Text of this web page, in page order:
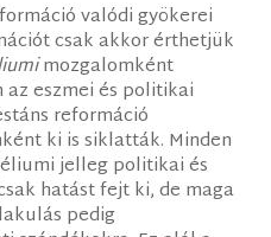
valódi gyökerei
csak akkor érthetjük
mozgalomként
eszmei és politikai
reformáció
ki is siklatták. Minden
jelleg politikai és
hatást fejt ki, de maga
pedig